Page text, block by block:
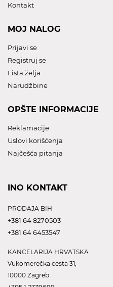
Kontakt
MOJ NALOG
Prijavi se
Registruj se
Lista želja
Narudžbine
OPŠTE INFORMACIJE
Reklamacije
Uslovi korišćenja
Najčešća pitanja
INO KONTAKT
PRODAJA BIH
+381 64 8270503
+381 64 6453547
KANCELARIJA HRVATSKA
Vukomerečka cesta 31,
10000 Zagreb